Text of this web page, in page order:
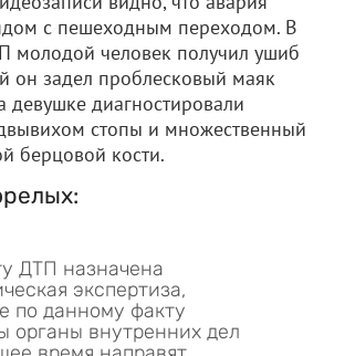
с пешеходным переходом. В
молодой человек получил ушиб
он задел проблесковый маяк
девушке диагностировали
стопы и множественный
берцовой кости.
ДТП назначена
экспертиза,
по данному факту
органы внутренних дел